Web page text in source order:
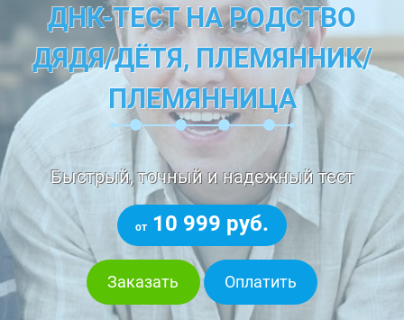
ДНК-ТЕСТ НА РОДСТВО
ДЯДЯ/ДЁТЯ, ПЛЕМЯННИК/
ПЛЕМЯННИЦА
Быстрый, точный и надежный тест
от 10 999 руб.
Заказать Оплатить